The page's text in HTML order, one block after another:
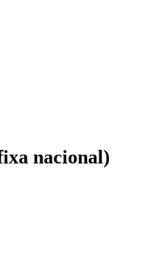
nacional)